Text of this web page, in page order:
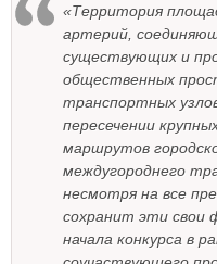
«Территория
артерий,
существующих и
общественных
транспортных
пересечении
маршрутов
междугороднего
несмотря на все
сохранит эти свои
начала конкурса в